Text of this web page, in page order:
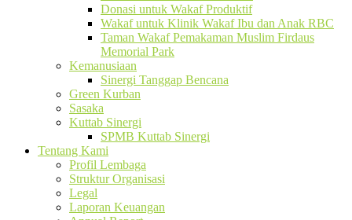
Donasi untuk Wakaf Produktif
Wakaf untuk Klinik Wakaf Ibu dan Anak RBC
Taman Wakaf Pemakaman Muslim Firdaus
Memorial Park
Kemanusiaan
Sinergi Tanggap Bencana
Green Kurban
Sasaka
Kuttab Sinergi
SPMB Kuttab Sinergi
Tentang Kami
Profil Lembaga
Struktur Organisasi
Legal
Laporan Keuangan